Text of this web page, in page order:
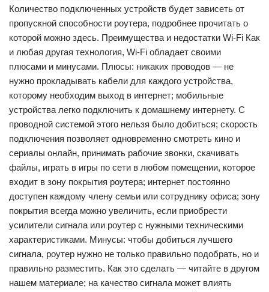
Количество подключенных устройств будет зависеть от
пропускной способности роутера, подробнее прочитать о
которой можно здесь. Преимущества и недостатки Wi-Fi Как
и любая другая технология, Wi-Fi обладает своими
плюсами и минусами. Плюсы: никаких проводов — не
нужно прокладывать кабели для каждого устройства,
которому необходим выход в интернет; мобильные
устройства легко подключить к домашнему интернету. С
проводной системой этого нельзя было добиться; скорость
подключения позволяет одновременно смотреть кино и
сериалы онлайн, принимать рабочие звонки, скачивать
файлы, играть в игры по сети в любом помещении, которое
входит в зону покрытия роутера; интернет постоянно
доступен каждому члену семьи или сотруднику офиса; зону
покрытия всегда можно увеличить, если приобрести
усилители сигнала или роутер с нужными техническими
характеристиками. Минусы: чтобы добиться лучшего
сигнала, роутер нужно не только правильно подобрать, но и
правильно разместить. Как это сделать — читайте в другом
нашем материале; на качество сигнала может влиять